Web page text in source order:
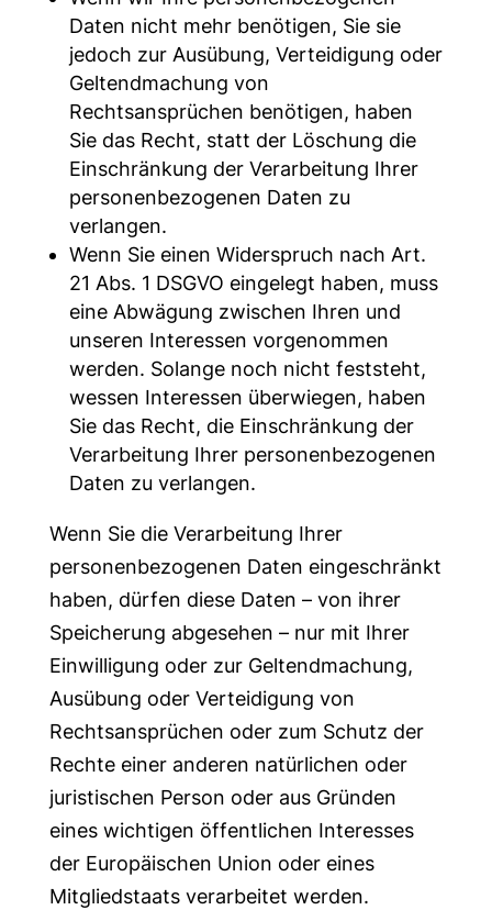
Daten nicht mehr benötigen, Sie sie
jedoch zur Ausübung, Verteidigung oder
Geltendmachung von
Rechtsansprüchen benötigen, haben
Sie das Recht, statt der Löschung die
Einschränkung der Verarbeitung Ihrer
personenbezogenen Daten zu
verlangen.
Wenn Sie einen Widerspruch nach Art.
21 Abs. 1 DSGVO eingelegt haben, muss
eine Abwägung zwischen Ihren und
unseren Interessen vorgenommen
werden. Solange noch nicht feststeht,
wessen Interessen überwiegen, haben
Sie das Recht, die Einschränkung der
Verarbeitung Ihrer personenbezogenen
Daten zu verlangen.
Wenn Sie die Verarbeitung Ihrer
personenbezogenen Daten eingeschränkt
haben, dürfen diese Daten – von ihrer
Speicherung abgesehen – nur mit Ihrer
Einwilligung oder zur Geltendmachung,
Ausübung oder Verteidigung von
Rechtsansprüchen oder zum Schutz der
Rechte einer anderen natürlichen oder
juristischen Person oder aus Gründen
eines wichtigen öffentlichen Interesses
der Europäischen Union oder eines
Mitgliedstaats verarbeitet werden.